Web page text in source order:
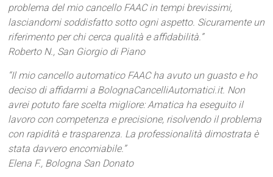
problema del mio cancello FAAC in tempi brevissimi,
lasciandomi soddisfatto sotto ogni aspetto. Sicuramente un
riferimento per chi cerca qualità e affidabilità.”
Roberto N., San Giorgio di Piano
“Il mio cancello automatico FAAC ha avuto un guasto e ho
deciso di affidarmi a BolognaCancelliAutomatici.it. Non
avrei potuto fare scelta migliore: Amatica ha eseguito il
lavoro con competenza e precisione, risolvendo il problema
con rapidità e trasparenza. La professionalità dimostrata è
stata davvero encomiabile.”
Elena F., Bologna San Donato